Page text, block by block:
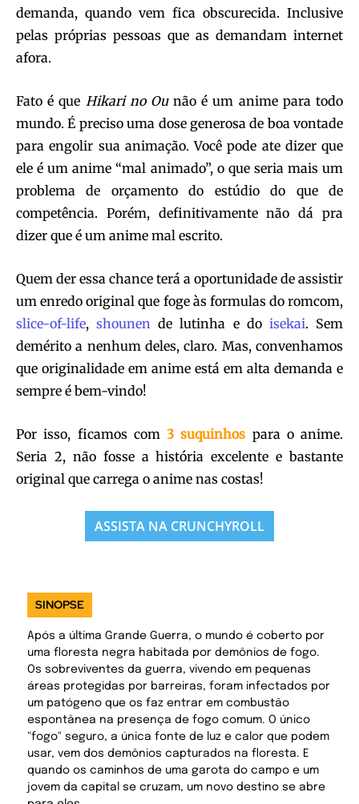
demanda, quando vem fica obscurecida. Inclusive
pelas próprias pessoas que as demandam internet
afora.
Fato é que Hikari no Ounão é um anime para todo
mundo. É preciso uma dose generosa de boa vontade
para engolir sua animação. Você pode ate dizer que
ele é um anime “mal animado”, o que seria mais um
problema de orçamento do estúdio do que de
competência. Porém, definitivamente não dá pra
dizer que é um anime mal escrito.
Quem der essa chance terá a oportunidade de assistir
um enredo original que foge às formulas do romcom,
slice-of-life,shounen de lutinha e do isekai. Sem
demérito a nenhum deles, claro. Mas, convenhamos
que originalidade em anime está em alta demanda e
sempre é bem-vindo!
Por isso, ficamos com 3 suquinhos para o anime.
Seria 2, não fosse a história excelente e bastante
original que carrega o anime nas costas!
ASSISTA NA CRUNCHYROLL
SINOPSE
Após a última Grande Guerra, o mundo é coberto por
uma floresta negra habitada por demônios de fogo.
Os sobreviventes da guerra, vivendo em pequenas
áreas protegidas por barreiras, foram infectados por
um patógeno que os faz entrar em combustão
espontânea na presença de fogo comum. O único
"fogo" seguro, a única fonte de luz e calor que podem
usar, vem dos demônios capturados na floresta. E
quando os caminhos de uma garota do campo e um
jovem da capital se cruzam, um novo destino se abre